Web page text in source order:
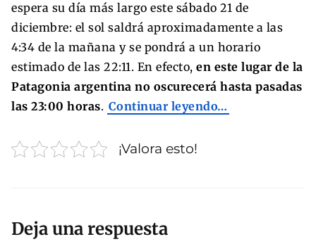
espera su día más largo este sábado 21 de
diciembre: el sol saldrá aproximadamente a las
4:34 de la mañana y se pondrá a un horario
estimado de las 22:11. En efecto, en este lugar de la
Patagonia argentina no oscurecerá hasta pasadas
las 23:00 horas. Continuar leyendo…
¡Valora esto!
Deja una respuesta